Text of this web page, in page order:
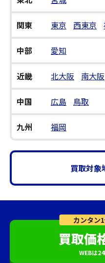
関東 東京 西東京
中部 愛知
近畿 北大阪 南大阪
中国 広島 鳥取
九州 福岡
買取対象
カンタン
買取価
WEBは